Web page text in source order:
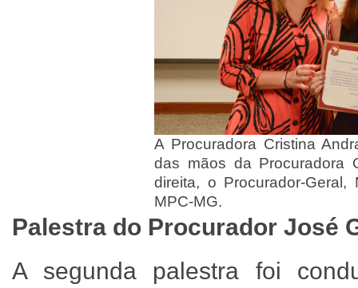
A Procuradora Cristina
das mãos da Procuradora
direita, o Procurador-
MPC-MG.
Palestra do Procurador José
A segunda palestra foi